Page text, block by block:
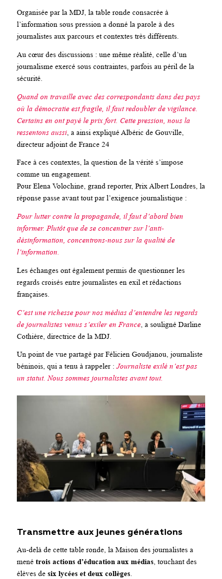
Organisée par la MDJ, la table ronde consacrée à
l’information sous pression a donné la parole à des
journalistes aux parcours et contextes très différents.
Au cœur des discussions : une même réalité, celle d’un
journalisme exercé sous contraintes, parfois au péril de la
sécurité.
Quand on travaille avec des correspondants dans des pays
où la démocratie est fragile, il faut redoubler de vigilance.
Certains en ont payé le prix fort. Cette pression, nous la
ressentons aussi, a ainsi expliqué Albéric de Gouville,
directeur adjoint de France 24
Face à ces contextes, la question de la vérité s’impose
comme un engagement.
Pour Elena Volochine, grand reporter, Prix Albert Londres, la
réponse passe avant tout par l’exigence journalistique :
Pour lutter contre la propagande, il faut d’abord bien
informer. Plutôt que de se concentrer sur l’anti-
désinformation, concentrons-nous sur la qualité de
l’information.
Les échanges ont également permis de questionner les
regards croisés entre journalistes en exil et rédactions
françaises.
C’est une richesse pour nos médias d’entendre les regards
de journalistes venus s’exiler en France, a souligné Darline
Cothière, directrice de la MDJ.
Un point de vue partagé par Félicien Goudjanou, journaliste
béninois, qui a tenu à rappeler :Journaliste exilé n’est pas
un statut. Nous sommes journalistes avant tout.
Transmettre aux jeunes générations
Au-delà de cette table ronde, la Maison des journalistes a
mené trois actions d’éducation aux médias, touchant des
élèves de six lycées et deux collèges.